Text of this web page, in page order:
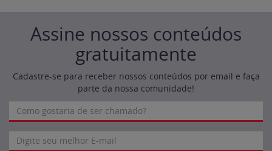
Assine nossos conteúdos
gratuitamente
Cadastre-se para receber nossos conteúdos por email e faça
parte da nossa comunidade!